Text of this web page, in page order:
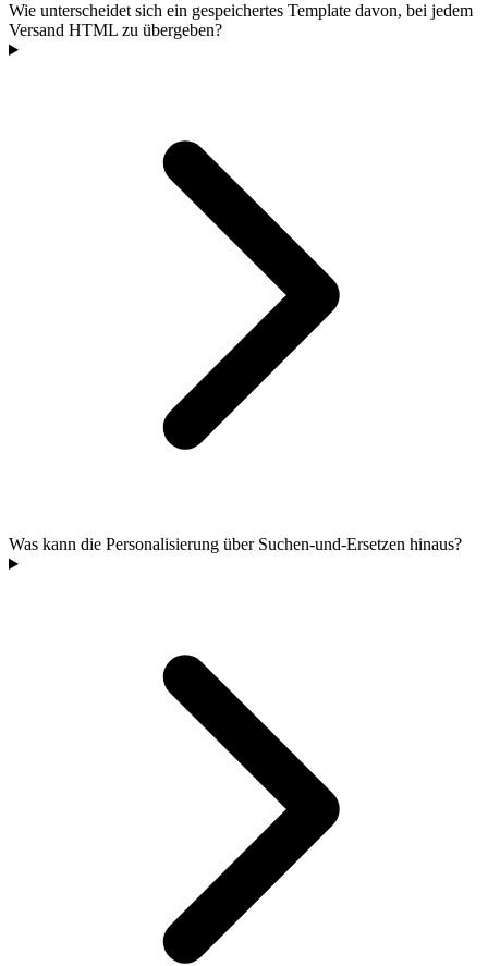
Wie unterscheidet sich ein gespeichertes Template davon, bei jedem
Versand HTML zu übergeben?
Was kann die Personalisierung über Suchen-und-Ersetzen hinaus?